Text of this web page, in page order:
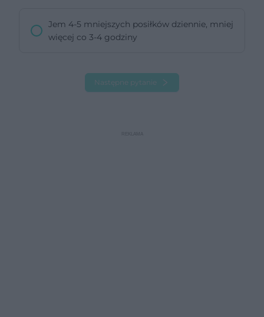
Jem 4-5 mniejszych posiłków dziennie, mniej
więcej co 3-4 godziny
Następne pytanie